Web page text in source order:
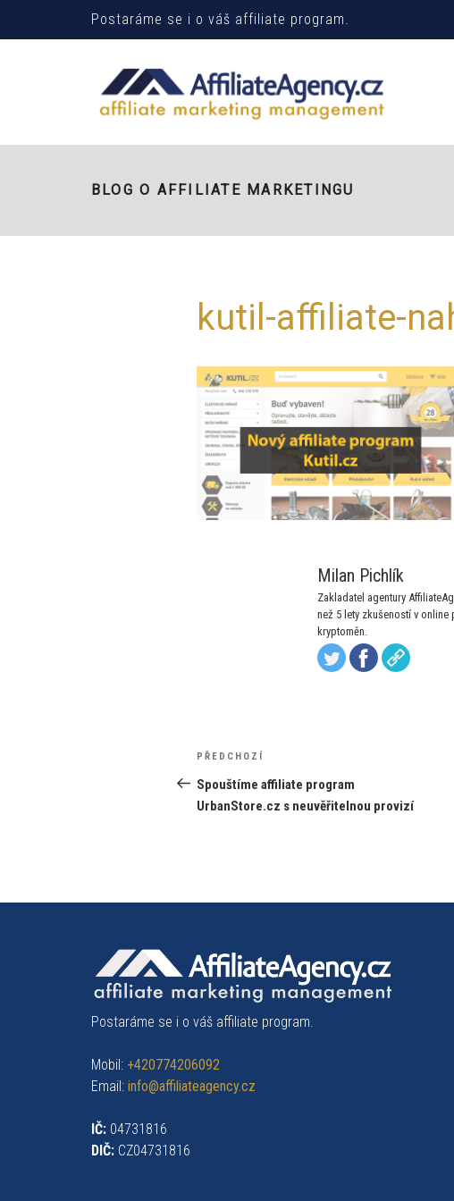
Postaráme se i o váš affiliate program.
BLOG O AFFILIATE MARKETINGU
kutil-affiliate-
Milan Pichlík
Zakladatel agentury
než 5 lety zkušeností v
kryptoměn.
Navigace
pro
příspěvek
Předchozí
příspěvek
PŘEDCHOZÍ
Spouštíme affiliate program
UrbanStore.cz s neuvěřitelnou provizí
Postaráme se i o váš affiliate program.
Mobil: +420774206092
Email: info@affiliateagency.cz
IČ: 04731816
DIČ: CZ04731816